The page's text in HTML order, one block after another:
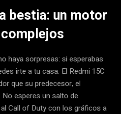
bestia: un motor
haya sorpresas: si esperabas
irte a tu casa. El Redmi 15C
que su predecesor, el
No esperes un salto de
Call of Duty con los gráficos a